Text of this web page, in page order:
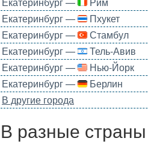
Екатеринбург —
Пхукет
Екатеринбург —
Стамбул
Екатеринбург —
Тель-Авив
Екатеринбург —
Нью-Йорк
Екатеринбург —
Берлин
В другие города
В разные страны